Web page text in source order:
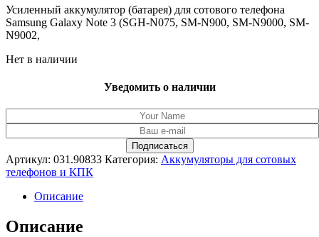
составляла
2,739.00₽.
2,490.00₽.
Усиленный аккумулятор (батарея) для сотового телефона
Samsung Galaxy Note 3 (SGH-N075, SM-N900, SM-N9000, SM-
N9002,
Нет в наличии
Уведомить о наличии
Артикул: 031.90833 Категория: Аккумуляторы для сотовых
телефонов и КПК
Описание
Описание